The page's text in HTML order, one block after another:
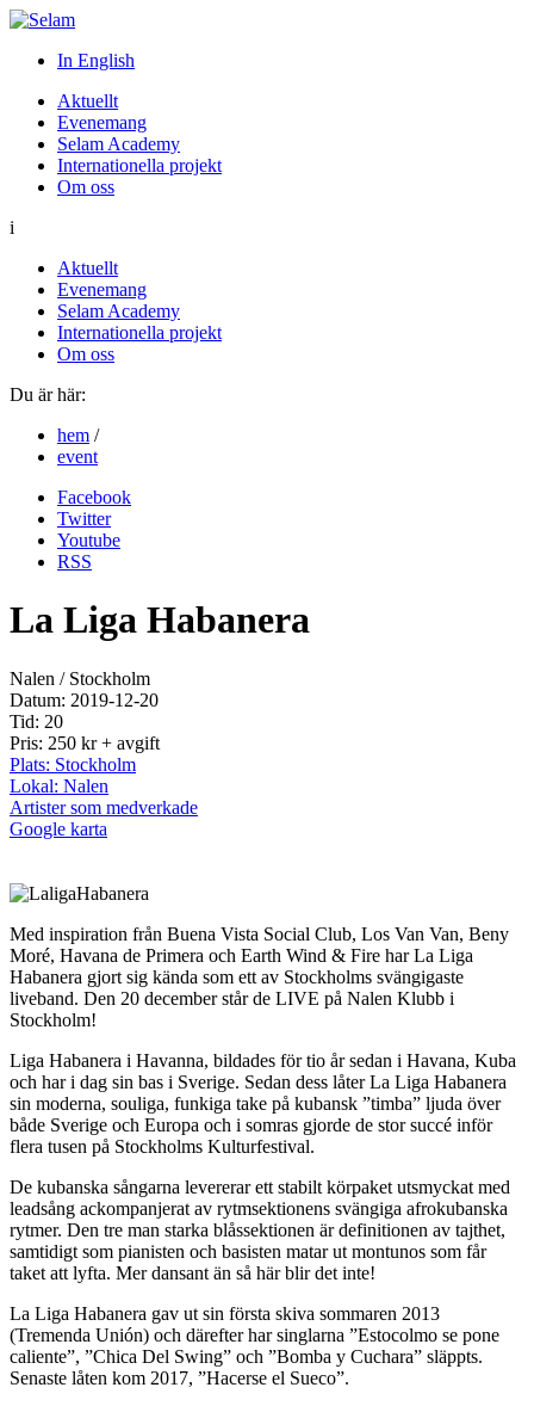
In English
Aktuellt
Evenemang
Selam Academy
Internationella projekt
Om oss
i
Aktuellt
Evenemang
Selam Academy
Internationella projekt
Om oss
Du är här:
hem /
event
Facebook
Twitter
Youtube
RSS
La Liga Habanera
Nalen / Stockholm
Datum: 2019-12-20
Tid: 20
Pris: 250 kr + avgift
Plats: Stockholm
Lokal: Nalen
Artister som medverkade
Google karta
Med inspiration från Buena Vista Social Club, Los Van Van, Beny
Moré, Havana de Primera och Earth Wind & Fire har La Liga
Habanera gjort sig kända som ett av Stockholms svängigaste
liveband. Den 20 december står de LIVE på Nalen Klubb i
Stockholm!
Liga Habanera i Havanna, bildades för tio år sedan i Havana, Kuba
och har i dag sin bas i Sverige. Sedan dess låter La Liga Habanera
sin moderna, souliga, funkiga take på kubansk ”timba” ljuda över
både Sverige och Europa och i somras gjorde de stor succé inför
flera tusen på Stockholms Kulturfestival.
De kubanska sångarna levererar ett stabilt körpaket utsmyckat med
leadsång ackompanjerat av rytmsektionens svängiga afrokubanska
rytmer. Den tre man starka blåssektionen är definitionen av tajthet,
samtidigt som pianisten och basisten matar ut montunos som får
taket att lyfta. Mer dansant än så här blir det inte!
La Liga Habanera gav ut sin första skiva sommaren 2013
(Tremenda Unión) och därefter har singlarna ”Estocolmo se pone
caliente”, ”Chica Del Swing” och ”Bomba y Cuchara” släppts.
Senaste låten kom 2017, ”Hacerse el Sueco”.